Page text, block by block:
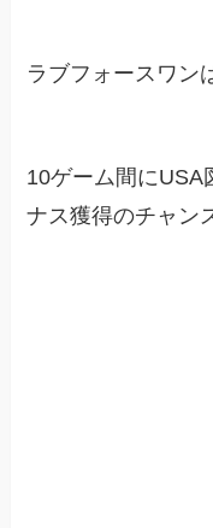
ラブフォースワン
10ゲーム間にUSA
ナス獲得のチャン